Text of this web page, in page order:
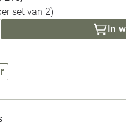
set van 2)
In